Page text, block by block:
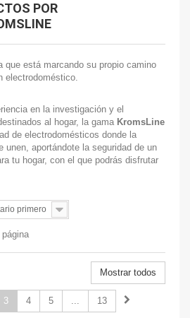
POR
que está marcando su propio camino
electrodoméstico.
en la investigación y el
al hogar, la gama KromsLine
de electrodomésticos donde la
unen, aportándote la seguridad de un
tu hogar, con el que podrás disfrutar
primero
página
Mostrar todos
3 4 5 ... 13